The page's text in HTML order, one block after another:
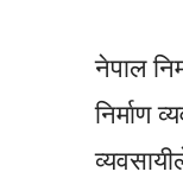
नेपाल
निर्माण